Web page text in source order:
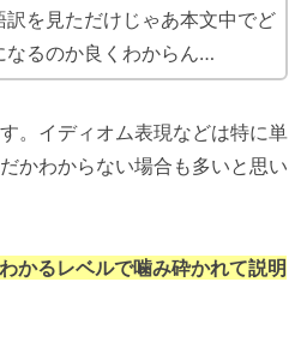
訳を見ただけじゃあ本文中でど
なるのか良くわからん…
。イディオム表現などは特に単
かわからない場合も多いと思い
かるレベルで噛み砕かれて説明